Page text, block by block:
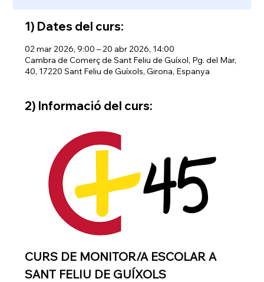
1) Dates del curs:
02 mar 2026, 9:00 – 20 abr 2026, 14:00
Cambra de Comerç de Sant Feliu de Guíxol, Pg. del Mar,
40, 17220 Sant Feliu de Guíxols, Girona, Espanya
2) Informació del curs:
CURS DE MONITOR/A ESCOLAR A
SANT FELIU DE GUÍXOLS